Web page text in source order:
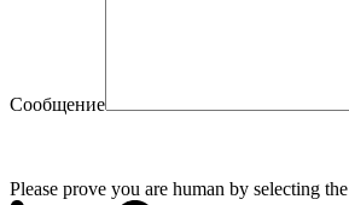
Сообщение
Please prove you are human by selecting the